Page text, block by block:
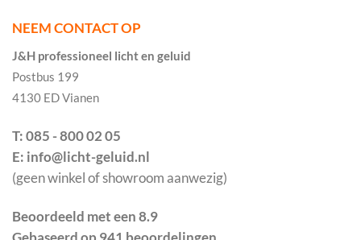
NEEM CONTACT OP
J&H professioneel licht en geluid
Postbus 199
4130 ED Vianen
T: 085 - 800 02 05
E: info@licht-geluid.nl
(geen winkel of showroom aanwezig)
Beoordeeld met een 8.9